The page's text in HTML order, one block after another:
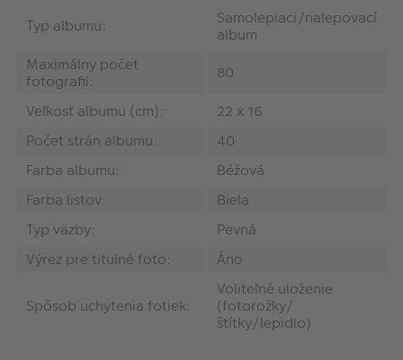
Typ albumu:
Samolepiaci/nalepovací
album
Maximálny počet
fotografií:
80
Veľkosť albumu (cm):
22 x 16
Počet strán albumu:
40
Farba albumu:
Béžová
Farba listov:
Biela
Typ väzby:
Pevná
Výrez pre titulné foto:
Áno
Spôsob uchytenia fotiek:
Voliteľné uloženie
(fotorožky/
štítky/lepidlo)